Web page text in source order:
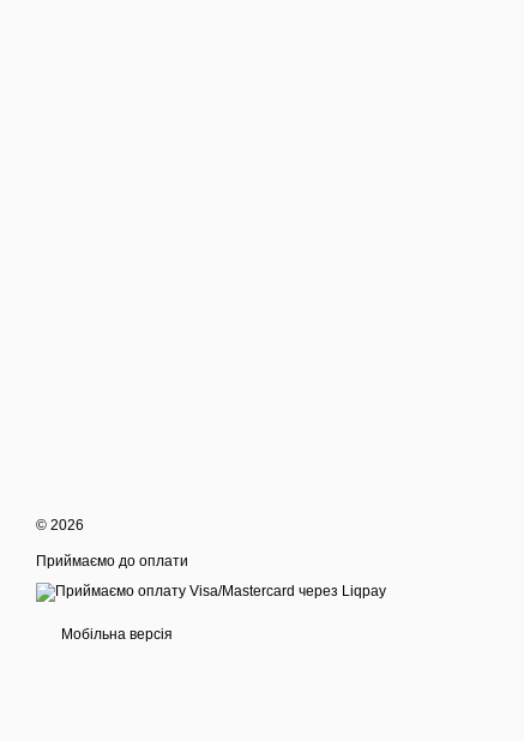
© 2026
Приймаємо до оплати
Мобільна версія